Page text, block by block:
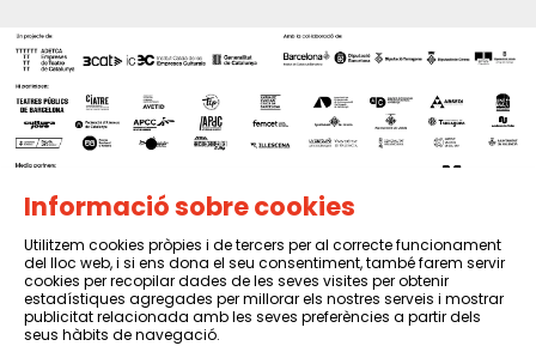
Sitemap | Avís Legal | Política de privacitat | Contactar
Informació sobre cookies
Utilitzem cookies pròpies i de tercers per al correcte funcionament
del lloc web, i si ens dona el seu consentiment, també farem servir
cookies per recopilar dades de les seves visites per obtenir
estadístiques agregades per millorar els nostres serveis i mostrar
publicitat relacionada amb les seves preferències a partir dels
seus hàbits de navegació.